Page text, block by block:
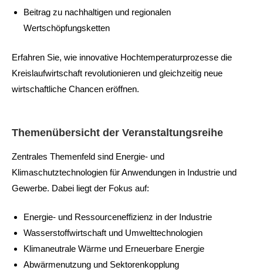
Beitrag zu nachhaltigen und regionalen
Wertschöpfungsketten
Erfahren Sie, wie innovative Hochtemperaturprozesse die
Kreislaufwirtschaft revolutionieren und gleichzeitig neue
wirtschaftliche Chancen eröffnen.
Themenübersicht der Veranstaltungsreihe
Zentrales Themenfeld sind Energie- und
Klimaschutztechnologien für Anwendungen in Industrie und
Gewerbe. Dabei liegt der Fokus auf:​
Energie- und Ressourceneffizienz in der Industrie​
Wasserstoffwirtschaft und Umwelttechnologien​
Klimaneutrale Wärme und Erneuerbare Energie​
Abwärmenutzung und Sektorenkopplung​